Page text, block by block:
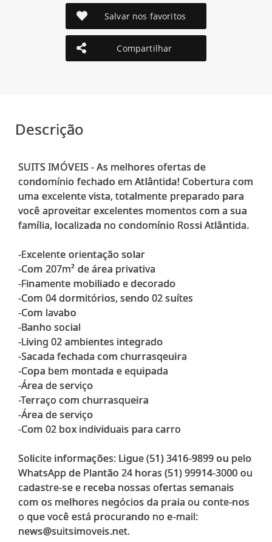
Salvar nos favoritos
Compartilhar
Descrição
SUITS IMÓVEIS - As melhores ofertas de
condomínio fechado em Atlântida! Cobertura com
uma excelente vista, totalmente preparado para
você aproveitar excelentes momentos com a sua
família, localizada no condomínio Rossi Atlântida.
-Excelente orientação solar
-Com 207m² de área privativa
-Finamente mobiliado e decorado
-Com 04 dormitórios, sendo 02 suítes
-Com lavabo
-Banho social
-Living 02 ambientes integrado
-Sacada fechada com churrasqeuira
-Copa bem montada e equipada
-Área de serviço
-Terraço com churrasqueira
-Área de serviço
-Com 02 box individuais para carro
Solicite informações: Ligue (51) 3416-9899 ou pelo
WhatsApp de Plantão 24 horas (51) 99914-3000 ou
cadastre-se e receba nossas ofertas semanais
com os melhores negócios da praia ou conte-nos
o que você está procurando no e-mail: